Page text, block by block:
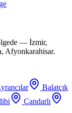
— İzmir,
Afyonkarahisar.
Balatçık
Çandarlı